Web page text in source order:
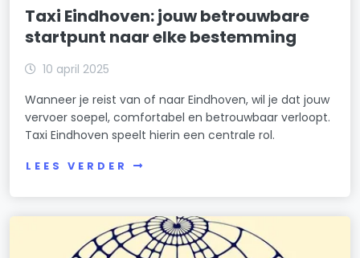
Taxi Eindhoven: jouw betrouwbare
startpunt naar elke bestemming
10 april 2025
Wanneer je reist van of naar Eindhoven, wil je dat jouw
vervoer soepel, comfortabel en betrouwbaar verloopt.
Taxi Eindhoven speelt hierin een centrale rol.
LEES VERDER